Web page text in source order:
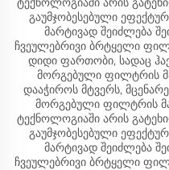
გაუმჯობესებული
მარტივად შეიძლება
ჩვეულებრივი ბრტყელი
დიდი ფართობი, სადაც
მორგებული ფილტრის
დააჭიროს მტვერს,
მორგებული ფილტრის
ტექნოლოგიაში არის
გაუმჯობესებული
მარტივად შეიძლება
ჩვეულებრივი ბრტყელი